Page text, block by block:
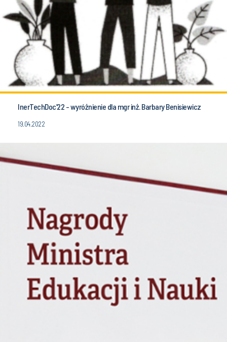
InerTechDoc’22 - wyróżnienie dla mgr inż. Barbary Benisiewicz
19.04.2022